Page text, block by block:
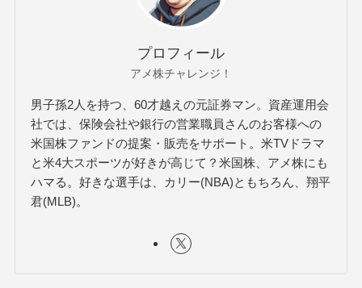
プロフィール
アメ株チャレンジ！
男子孫2人を持つ、60才越えの元証券マン。資産運用会
社では、保険会社や銀行の営業職員さんのお客様への
米国株ファンドの提案・販売をサポート。米TVドラマ
と米4大スポーツが好きが高じて？米国株、アメ株にも
ハマる。好きな選手は、カリー(NBA)ともちろん、翔平
君(MLB)。